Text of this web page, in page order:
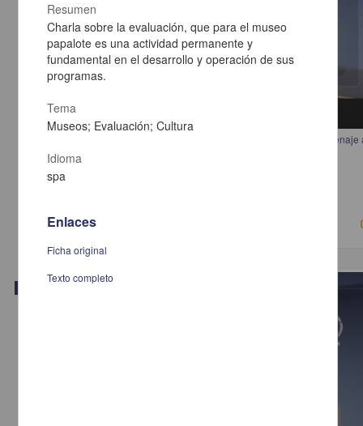
Democracia: una gramática contra las apariencias. Seminario de homenaje
Michelangelo Bovero
2018-05-16
Resumen
Charla sobre la evaluación, que para el museo
papalote es una actividad permanente y
fundamental en el desarrollo y operación de sus
programas.
Tema
Museos; Evaluación; Cultura
Idioma
spa
Enlaces
Ficha original
Texto completo